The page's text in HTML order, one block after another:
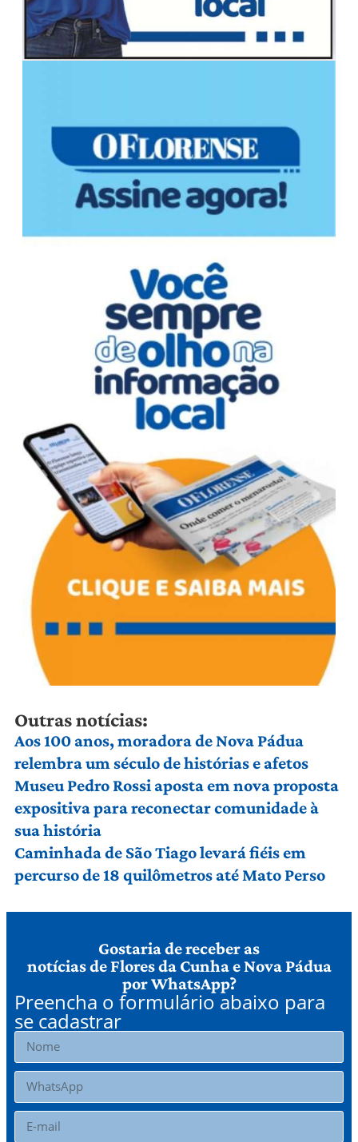
Outras notícias:
Aos 100 anos, moradora de Nova Pádua
relembra um século de histórias e afetos
Museu Pedro Rossi aposta em nova proposta
expositiva para reconectar comunidade à
sua história
Caminhada de São Tiago levará fiéis em
percurso de 18 quilômetros até Mato Perso
Gostaria de receber as
notícias de Flores da Cunha e Nova Pádua
por WhatsApp?
Preencha o formulário abaixo para
se cadastrar